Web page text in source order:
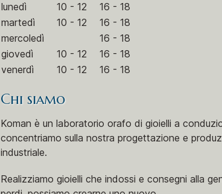
lunedì 10 - 12
16 - 18
martedì
10 - 12
16 - 18
mercoledì
16 - 18
giovedì
10 - 12
16 - 18
venerdì
10 - 12 16 - 18
Chi siamo
Koman è un laboratorio orafo di gioielli a
concentriamo sulla nostra progettazione e
industriale.
Realizziamo gioielli che indossi e consegni alla